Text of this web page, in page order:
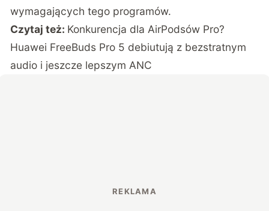
wymagających tego programów.
Czytaj też: Konkurencja dla AirPodsów Pro?
Huawei FreeBuds Pro 5 debiutują z bezstratnym
audio i jeszcze lepszym ANC